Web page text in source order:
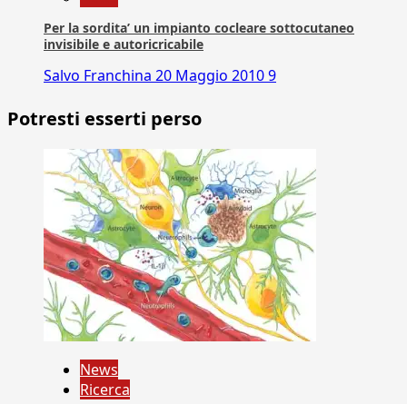
Per la sordita’ un impianto cocleare sottocutaneo
invisibile e autoricricabile
Salvo Franchina 20 Maggio 20109
Potresti esserti perso
News
Ricerca